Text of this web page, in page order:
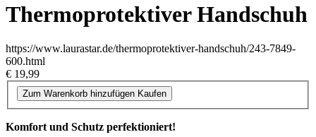
Thermoprotektiver Handschuh
https://www.laurastar.de/thermoprotektiver-handschuh/243-7849-
600.html
€ 19,99
Zum Warenkorb hinzufügen Kaufen
Komfort und Schutz perfektioniert!